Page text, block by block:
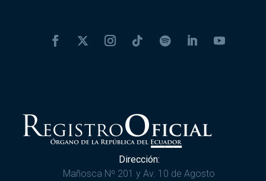
Dirección:
Mañosca Nº 201 y Av. 10 de Agosto